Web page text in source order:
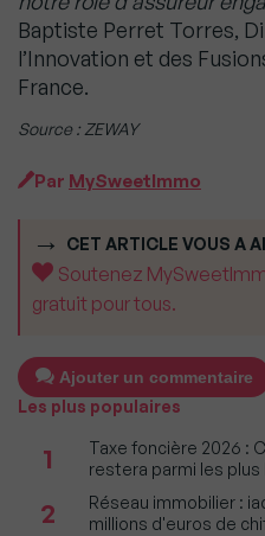
Baptiste Perret Torres,
l’Innovation et des
France.
Source : ZEWAY
Par MySweetImmo
CET ARTICLE VOUS A
Soutenez
gratuit pour tous.
Ajouter un commentaire
Les plus populaires
1
Taxe foncière 2026 :
restera parmi les plus
2
Réseau immobilier :
millions d'euros de